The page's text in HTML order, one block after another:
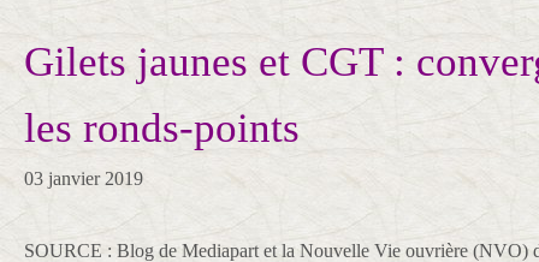
Gilets jaunes et CGT :
les ronds-points
03 janvier 2019
SOURCE : Blog de Mediapart et la Nouvelle Vie ouvrière (NVO)